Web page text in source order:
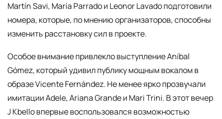
Martín Savi, María Parrado и Leonor Lavado подготовили
номера, которые, по мнению организаторов, способны
изменить расстановку сил в проекте.
Особое внимание привлекло выступление Aníbal
Gómez, который удивил публику мощным вокалом в
образе Vicente Fernández. Не менее ярко прозвучали
имитации Adele, Ariana Grande и Mari Trini. В этот вечер
J Kbello впервые воспользовался возможностью